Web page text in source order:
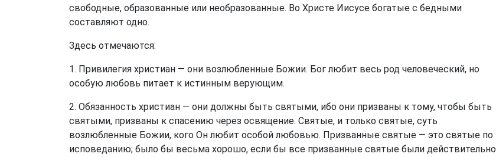
свободные, образованные или необразованные. Во Христе Иисусе богатые с бедными
составляют одно.
Здесь отмечаются:
1. Привилегия христиан — они возлюбленные Божии. Бог любит весь род человеческий, но
особую любовь питает к истинным верующим.
2. Обязанность христиан — они должны быть святыми, ибо они призваны к тому, чтобы быть
святыми, призваны к спасению через освящение. Святые, и только святые, суть
возлюбленные Божии, кого Он любит особой любовью. Призванные святые — это святые по
исповеданию; было бы весьма хорошо, если бы все призванные святые были действительно